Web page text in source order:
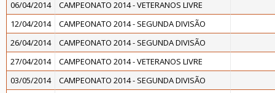
06/04/2014
CAMPEONATO 2014 - VETERANOS LIVRE
12/04/2014
CAMPEONATO 2014 - SEGUNDA DIVISÃO
26/04/2014
CAMPEONATO 2014 - SEGUNDA DIVISÃO
27/04/2014
CAMPEONATO 2014 - VETERANOS LIVRE
03/05/2014
CAMPEONATO 2014 - SEGUNDA DIVISÃO